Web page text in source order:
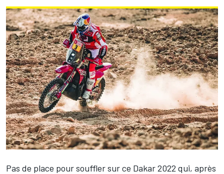
Pas de place pour souffler sur ce Dakar 2022 qui, après